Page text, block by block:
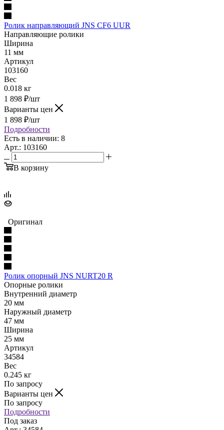
Ролик направляющий JNS CF6 UUR
Направляющие ролики
Ширина
11 мм
Артикул
103160
Вес
0.018 кг
1 898 ₽/шт
Варианты цен
1 898 ₽/шт
Подробности
Есть в наличии: 8
Арт.: 103160
В корзину
Оригинал
Ролик опорный JNS NURT20 R
Опорные ролики
Внутренний диаметр
20 мм
Наружный диаметр
47 мм
Ширина
25 мм
Артикул
34584
Вес
0.245 кг
По запросу
Варианты цен
По запросу
Подробности
Под заказ